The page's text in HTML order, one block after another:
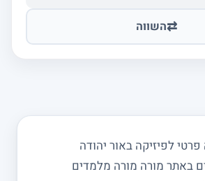
⇄השווה
לפיזיקה באור יהודה
באתר מורה מורה מלמדים